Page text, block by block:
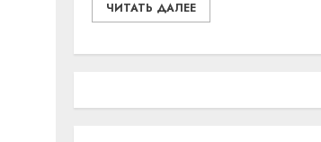
ЧИТАТЬ ДАЛЕЕ